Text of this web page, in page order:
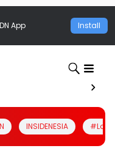
App Install
INSIDENESIA